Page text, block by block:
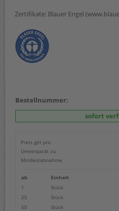
Zertifikate: Blauer Engel
Bestellnummer:
sofort
Preis gilt pro
Umverpackt zu
Mindestabnahme
ab Einheit
1
Stück
25
Stück
50
Stück